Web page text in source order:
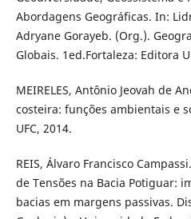
Abordagens Geográficas. In:
Adryane Gorayeb. (Org.).
Globais. 1ed.Fortaleza: Editora
MEIRELES, Antônio Jeovah de
costeira: funções ambientais e
UFC, 2014.
REIS, Álvaro Francisco
de Tensões na Bacia Potiguar:
bacias em margens passivas.